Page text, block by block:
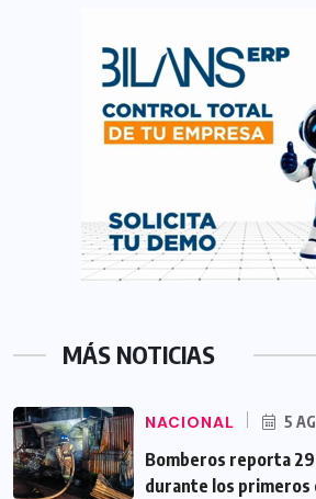
MÁS NOTICIAS
NACIONAL 5
Bomberos reporta
durante los primeros